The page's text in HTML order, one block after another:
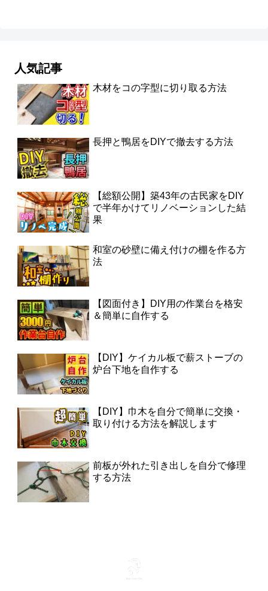
人気記事
木材をコの字型に切り取る方法
長押と鴨居をDIYで撤去する方法
【総額公開】築43年の古民家をDIY
で半年かけてリノベーションした結
果
和室の砂壁に備え付けの棚を作る方
法
【図面付き】DIY用の作業台を格安
＆簡単に自作する
【DIY】ケイカル板で薪ストーブの
炉台下地を自作する
【DIY】巾木を自分で簡単に交換・
取り付ける方法を解説します
前板が外れた引き出しを自分で修理
する方法